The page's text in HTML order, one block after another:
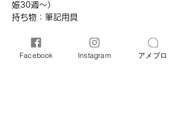
娠30週～）
持ち物：筆記用具
続きを読む >>
Facebook Instagram アメブロ